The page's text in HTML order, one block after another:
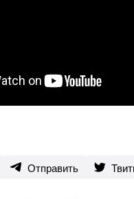
Отправить